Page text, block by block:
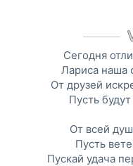
Сегодня
Лариса наша
От друзей
Пусть
От всей
Пусть
Пускай удача